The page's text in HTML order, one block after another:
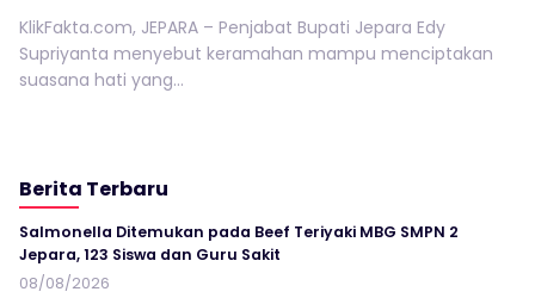
KlikFakta.com, JEPARA – Penjabat Bupati Jepara Edy
Supriyanta menyebut keramahan mampu menciptakan
suasana hati yang...
Berita Terbaru
Salmonella Ditemukan pada Beef Teriyaki MBG SMPN 2
Jepara, 123 Siswa dan Guru Sakit
08/08/2026